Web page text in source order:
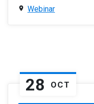
Webinar
28 OCT